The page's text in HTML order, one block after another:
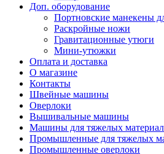
Доп. оборудование
Портновские манекены
Раскройные ножи
Гравитационные утюги
Мини-утюжки
Оплата и доставка
О магазине
Контакты
Швейные машины
Оверлоки
Вышивальные машины
Машины для тяжелых
Промышленные для тяжелых
Промышленные оверлоки